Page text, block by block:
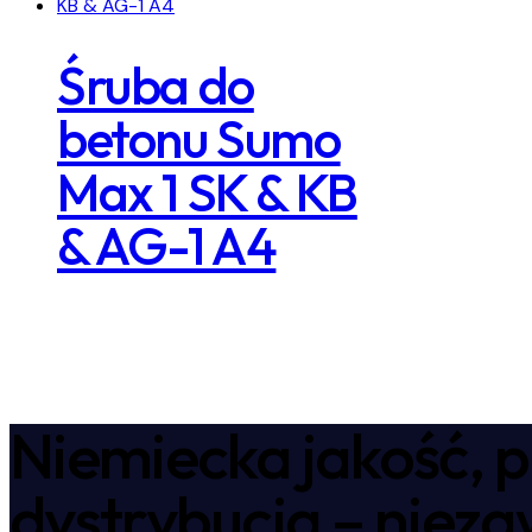
Śruba do
betonu Sumo
Max 1 SK & KB
& AG-1 A4
Niemiecka jakość,